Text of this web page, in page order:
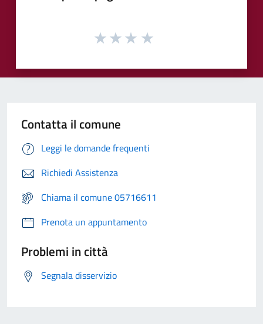
Contatta il comune
Leggi le domande frequenti
Richiedi Assistenza
Chiama il comune 05716611
Prenota un appuntamento
Problemi in città
Segnala disservizio